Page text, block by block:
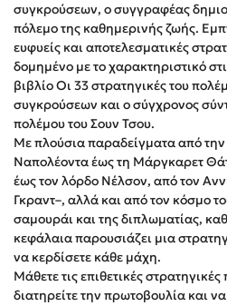
Lucinda Riley
Mimi Matthews
Benzamin Bécue
Rebecca Yarros
Teo Benedetti
Τζένη Κουτσοδημητροπούλου
Emily Henry
Ali Hazelwood
Cori Doerrfeld
Pierdomenico Baccalario
Δανάη Ιμπραχήμ
συγκρούσεων, ο συγγραφέας
πόλεμο της καθημερινής ζωής.
ευφυείς και αποτελεσματικές
δομημένο με το χαρακτηριστικό
βιβλίο Οι 33 στρατηγικές του
συγκρούσεων και ο σύγχρονος
πολέμου του Σουν Τσου.
Με πλούσια παραδείγματα από την
Ναπολέοντα έως τη Μάργκαρετ
έως τον λόρδο Νέλσον, από τον
Γκραντ–, αλλά και από τον κόσμο
σαμουράι και της διπλωματίας,
κεφάλαια παρουσιάζει μια
να κερδίσετε κάθε μάχη.
Μάθετε τις επιθετικές
διατηρείτε την πρωτοβουλία και